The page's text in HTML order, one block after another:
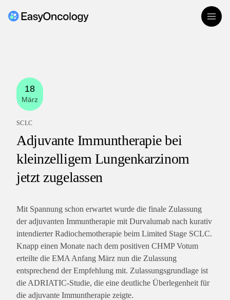
18
März
SCLC
Adjuvante Immuntherapie bei
kleinzelligem Lungenkarzinom
jetzt zugelassen
Mit Spannung schon erwartet wurde die finale Zulassung
der adjuvanten Immuntherapie mit Durvalumab nach kurativ
intendierter Radiochemotherapie beim Limited Stage SCLC.
Knapp einen Monate nach dem positiven CHMP Votum
erteilte die EMA Anfang März nun die Zulassung
entsprechend der Empfehlung mit. Zulassungsgrundlage ist
die ADRIATIC-Studie, die eine deutliche Überlegenheit für
die adjuvante Immuntherapie zeigte.